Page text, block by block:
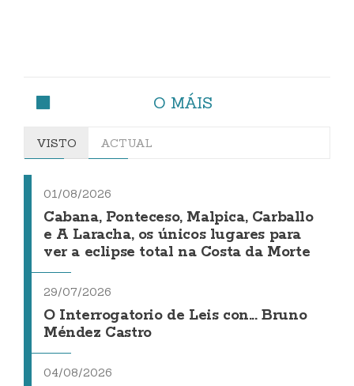
O MÁIS
VISTO ACTUAL
01/08/2026
Cabana, Ponteceso, Malpica, Carballo
e A Laracha, os únicos lugares para
ver a eclipse total na Costa da Morte
29/07/2026
O Interrogatorio de Leis con... Bruno
Méndez Castro
04/08/2026